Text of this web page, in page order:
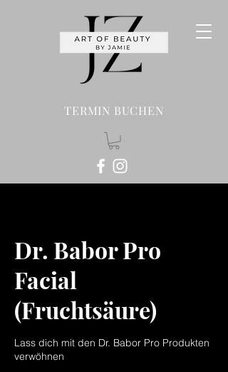
TERMIN BUCHEN
Dr. Babor Pro
Facial
(Fruchtsäure)
Lass dich mit den Dr. Babor Pro Produkten
verwöhnen